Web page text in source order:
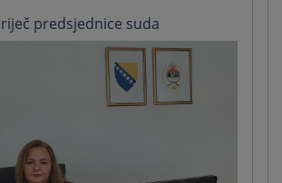
predsjednice suda